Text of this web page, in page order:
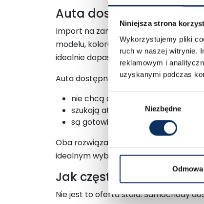
Niniejsza strona
Wykorzystujemy pliki
ruch w naszej witrynie.
reklamowym i
uzyskanymi podczas
Wybór
zgody
Niezbędne
Odmowa
Auta dostępne od ręki a
Import na zamówienie to rozwiązanie
modelu, koloru, wersji silnikowej czy
idealnie dopasować auto do
Auta dostępne od ręki są natomiast
nie chcą długo czekać,
szukają atrakcyjnej okazji,
są gotowi na zakup samochodu,
Oba rozwiązania mają swoje zalety –
idealnym wyborem.
Jak często pojawiają
Nie jest to oferta stała. Samochody